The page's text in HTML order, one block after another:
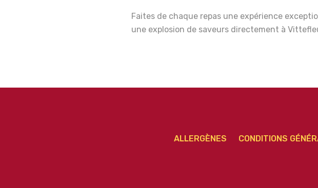
Faites de chaque repas une expérience
une explosion de saveurs directement à
ALLERGÈNES CONDITIONS